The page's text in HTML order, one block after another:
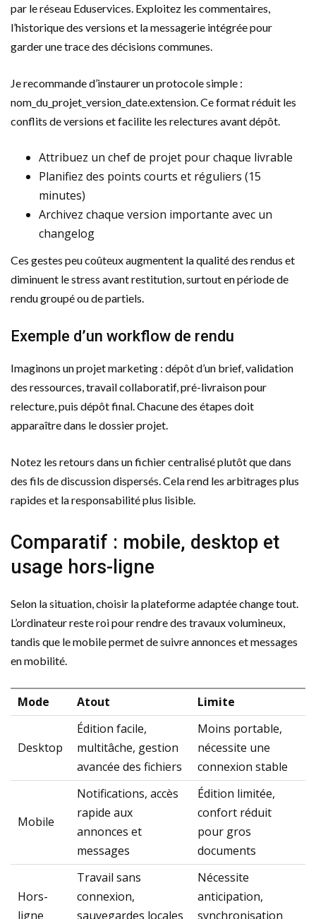
par le réseau Eduservices. Exploitez les commentaires,
l’historique des versions et la messagerie intégrée pour
garder une trace des décisions communes.
Je recommande d’instaurer un protocole simple :
nom_du_projet_version_date.extension. Ce format réduit les
conflits de versions et facilite les relectures avant dépôt.
Attribuez un chef de projet pour chaque livrable
Planifiez des points courts et réguliers (15
minutes)
Archivez chaque version importante avec un
changelog
Ces gestes peu coûteux augmentent la qualité des rendus et
diminuent le stress avant restitution, surtout en période de
rendu groupé ou de partiels.
Exemple d’un workflow de rendu
Imaginons un projet marketing : dépôt d’un brief, validation
des ressources, travail collaboratif, pré-livraison pour
relecture, puis dépôt final. Chacune des étapes doit
apparaître dans le dossier projet.
Notez les retours dans un fichier centralisé plutôt que dans
des fils de discussion dispersés. Cela rend les arbitrages plus
rapides et la responsabilité plus lisible.
Comparatif : mobile, desktop et
usage hors-ligne
Selon la situation, choisir la plateforme adaptée change tout.
L’ordinateur reste roi pour rendre des travaux volumineux,
tandis que le mobile permet de suivre annonces et messages
en mobilité.
Mode Atout Limite
Desktop
Édition facile,
multitâche, gestion
avancée des fichiers
Moins portable,
nécessite une
connexion stable
Mobile
Notifications, accès
rapide aux
annonces et
messages
Édition limitée,
confort réduit
pour gros
documents
Hors-
ligne
Travail sans
connexion,
sauvegardes locales
Nécessite
anticipation,
synchronisation